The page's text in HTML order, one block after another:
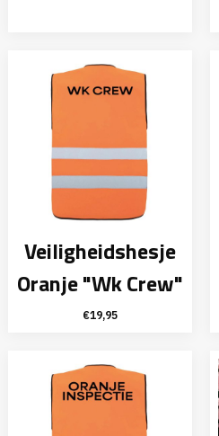
Veiligheidshesje
Oranje "Wk Crew"
€19,95